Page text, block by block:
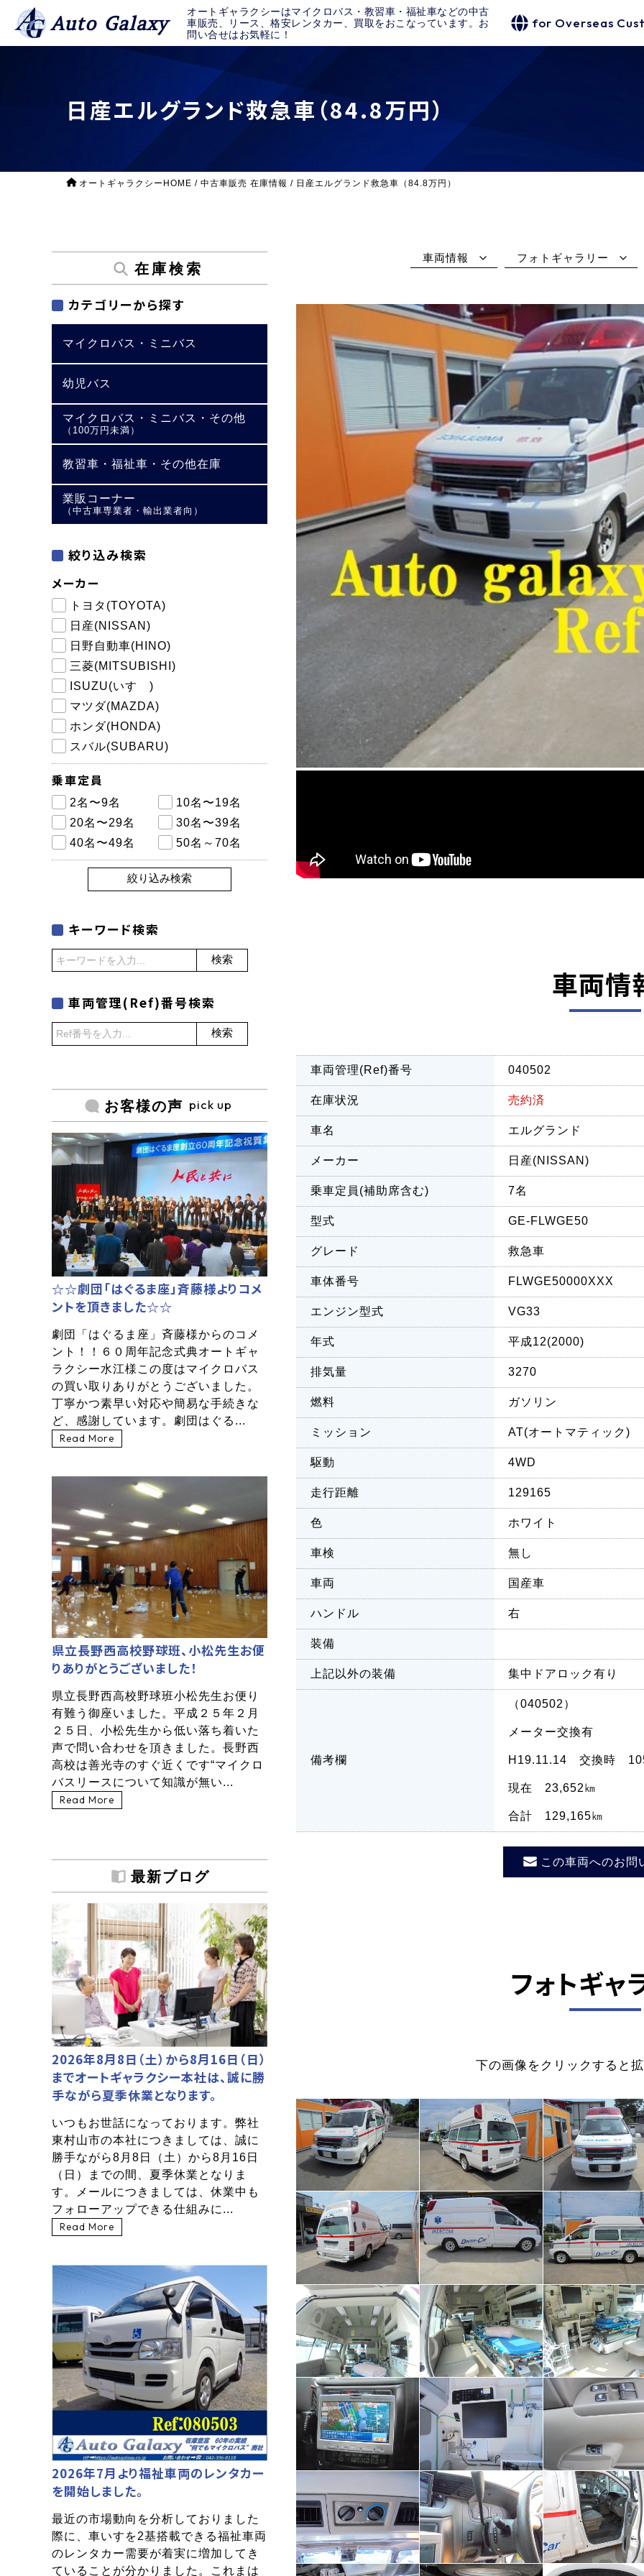
Auto Galaxy
オートギャラクシーはマイクロバス・教習車・福祉車などの中古
車販売、リース、格安レンタカー、買取をおこなっています。お
問い合せはお気軽に！
for Overseas
日産エルグランド救急車（84.8万円）
オートギャラクシーHOME / 中古車販売 在庫情報 / 日産エルグランド救急車（84.8万円）
車両情報 フォトギャラリー
車両情
車両管理(Ref)番号 040502
在庫状況 売約済
車名 エルグランド
メーカー 日産(NISSAN)
乗車定員(補助席含む) 7名
型式 GE-FLWGE50
グレード 救急車
車体番号 FLWGE50000XXX
エンジン型式 VG33
年式 平成12(2000)
排気量 3270
燃料 ガソリン
ミッション AT(オートマティック)
駆動 4WD
走行距離 129165
色 ホワイト
車検 無し
車両 国産車
ハンドル 右
装備
上記以外の装備 集中ドアロック有り
備考欄
（040502）
メーター交換有
H19.11.14 交換時
現在 23,652㎞
合計 129,165㎞
この車両へのお問
フォトギャ
下の画像をクリックすると
在庫検索
カテゴリーから探す
マイクロバス・ミニバス
幼児バス
マイクロバス・ミニバス・その他
（100万円未満）
教習車・福祉車・その他在庫
業販コーナー
（中古車専業者・輸出業者向）
絞り込み検索
メーカー
トヨタ(TOYOTA)
日産(NISSAN)
日野自動車(HINO)
三菱(MITSUBISHI)
ISUZU(いすゞ)
マツダ(MAZDA)
ホンダ(HONDA)
スバル(SUBARU)
乗車定員
2名〜9名
10名〜19名
20名〜29名
30名〜39名
40名〜49名
50名～70名
絞り込み検索
キーワード検索
検索
車両管理(Ref)番号検索
検索
お客様の声 pick up
☆☆劇団「はぐるま座」斉藤様よりコメ
ントを頂きました☆☆
劇団「はぐるま座」斉藤様からのコメ
ント！！６０周年記念式典オートギャ
ラクシー水江様この度はマイクロバス
の買い取りありがとうございました。
丁寧かつ素早い対応や簡易な手続きな
ど、感謝しています。劇団はぐる...
Read More
県立長野西高校野球班、小松先生お便
りありがとうございました！
県立長野西高校野球班小松先生お便り
有難う御座いました。平成２５年２月
２５日、小松先生から低い落ち着いた
声で問い合わせを頂きました。長野西
高校は善光寺のすぐ近くです“マイクロ
バスリースについて知識が無い...
Read More
最新ブログ
2026年8月8日（土）から8月16日（日）
までオートギャラクシー本社は、誠に勝
手ながら夏季休業となります。
いつもお世話になっております。弊社
東村山市の本社につきましては、誠に
勝手ながら8月8日（土）から8月16日
（日）までの間、夏季休業となりま
す。メールにつきましては、休業中も
フォローアップできる仕組みに...
Read More
2026年7月より福祉車両のレンタカー
を開始しました。
最近の市場動向を分析しておりました
際に、車いすを2基搭載できる福祉車両
のレンタカー需要が着実に増加してき
ていることが分かりました。これまは